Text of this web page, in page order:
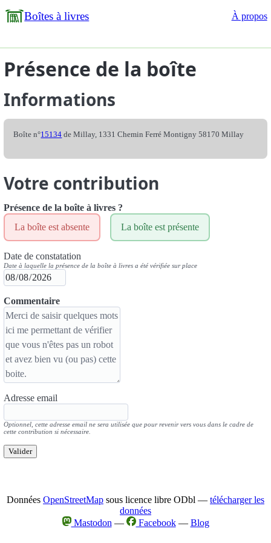
Boîtes à livres À propos
Présence de la boîte
Informations
Boîte n°15134 de Millay, 1331 Chemin Ferré Montigny 58170 Millay
Votre contribution
Présence de la boîte à livres ?
La boîte est absente
La boîte est présente
Date de constatation
Date à laquelle la présence de la boîte à livres a été vérifiée sur place
Commentaire
Adresse email
Optionnel, cette adresse email ne sera utilisée que pour revenir vers vous dans le cadre de
cette contribution si nécessaire.
Valider
Données OpenStreetMap sous licence libre ODbl — télécharger les
données
Mastodon — Facebook— Blog